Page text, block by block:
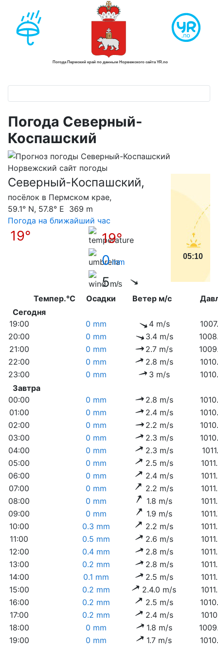
Погода Северный-
Коспашский
Северный-Коспашский,
посёлок в Пермском крае,
59.1° N, 57.8° E 369 m
Погода на ближайший час
19°
19°
0mm
5m/s
05:10
Темпер.°C Осадки Ветер м/с
Сегодня
19:00
0 mm 4 m/s
20:00
0 mm 3.4 m/s
21:00
0 mm 2.7 m/s
22:00
0 mm 2.8 m/s
23:00
0 mm 3 m/s
Завтра
00:00
0 mm 2.8 m/s
01:00
0 mm 2.4 m/s
02:00
0 mm 2.2 m/s
03:00
0 mm 2.3 m/s
04:00
0 mm 2.3 m/s
05:00
0 mm 2.5 m/s
06:00
0 mm 2.4 m/s
07:00
0 mm 2.2 m/s
08:00
0 mm 1.8 m/s
09:00
0 mm 1.9 m/s
10:00
0.3 mm 2.2 m/s
11:00
0.5 mm 2.6 m/s
12:00
0.4 mm 2.8 m/s
13:00
0.2 mm 2.8 m/s
14:00
0.1 mm 2.5 m/s
15:00
0.2 mm 2.4.0 m/s
16:00
0.2 mm 2.5 m/s
17:00
0.2 mm 2.4 m/s
18:00
0 mm 1.8 m/s
19:00
0 mm 1.7 m/s